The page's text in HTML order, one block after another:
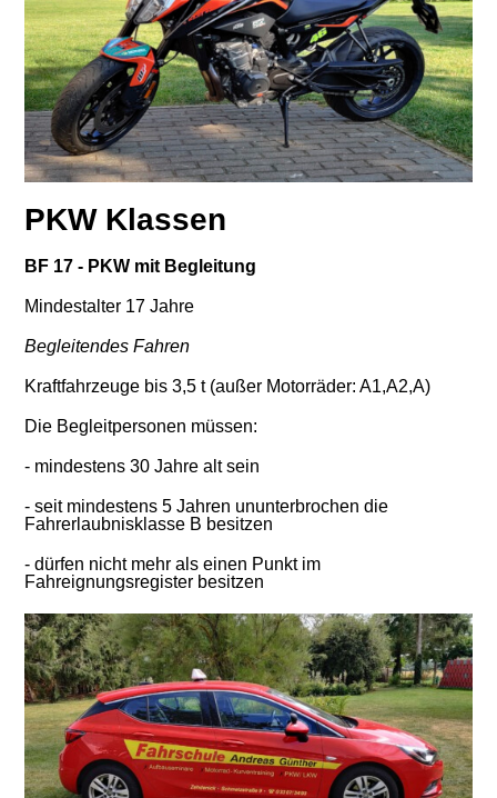
PKW Klassen
BF 17 - PKW mit Begleitung
Mindestalter 17 Jahre
Begleitendes Fahren
Kraftfahrzeuge bis 3,5 t (außer Motorräder: A1,A2,A)
Die Begleitpersonen müssen:
- mindestens 30 Jahre alt sein
- seit mindestens 5 Jahren ununterbrochen die
Fahrerlaubnisklasse B besitzen
- dürfen nicht mehr als einen Punkt im
Fahreignungsregister besitzen